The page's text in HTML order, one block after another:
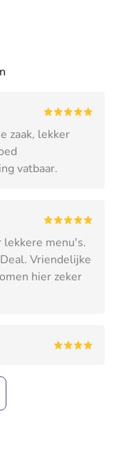
zaak, lekker
vatbaar.
lekkere menu's.
Vriendelijke
hier zeker